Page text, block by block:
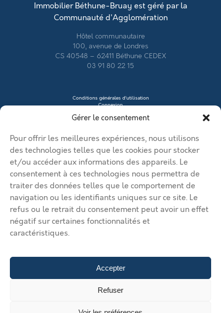
Gérer le consentement
Pour offrir les meilleures expériences, nous utilisons
des technologies telles que les cookies pour stocker
et/ou accéder aux informations des appareils. Le
consentement à ces technologies nous permettra de
traiter des données telles que le comportement de
navigation ou les identifiants uniques sur ce site. Le
refus ou le retrait du consentement peut avoir un effet
négatif sur certaines fonctionnalités et
caractéristiques.
Accepter
Refuser
Immobilier Béthune-Bruay est géré par la
Communauté d'Agglomération
Hôtel communautaire
100, avenue de Londres
CS 40548 – 62411 Béthune CEDEX
03 91 80 22 15
Conditions générales d’utilisation
Connexion
Créer mon profil
Mentions légales
Modifier mon annonce
Mon compte
Nous contacter
© 2026 Immobilier Béthune Bruay. Tous droits réservés.
Vos solutions d’implantation dans l’agglomération Béthune Bruay
Vos solutions d’implantation dans
l’agglomération Béthune Bruay Artois Lys Romane
d’implantation dans l’agglomération Béthune Bruay Artois Lys
dans l’agglomération Béthune Bruay Artois Lys Romane
Gérer mes annonces